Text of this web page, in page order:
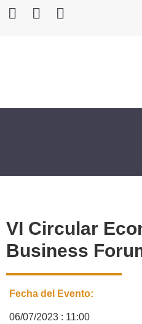
VI Circular
Business
Fecha del Evento:
06/07/2023 : 11:00